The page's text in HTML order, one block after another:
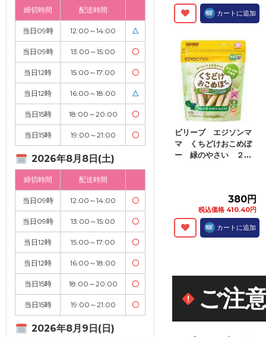
締切時間 配送時間
当日09時 12:00～14:00 △
当日09時 13:00～15:00 〇
当日12時 15:00～17:00 〇
当日12時 16:00～18:00 △
当日15時 18:00～20:00 〇
当日15時 19:00～21:00 〇
2026年8月8日(土)
締切時間 配送時間
当日09時 12:00～14:00 〇
当日09時 13:00～15:00 〇
当日12時 15:00～17:00 〇
当日12時 16:00～18:00 〇
当日15時 18:00～20:00 〇
当日15時 19:00～21:00 〇
2026年8月9日(日)
カートに追加
ビリーブ エジソンマ
マ くちどけおこめぼ
ー 緑のやさい ２...
380円
税込価格 410.40円
カートに追加
ご注